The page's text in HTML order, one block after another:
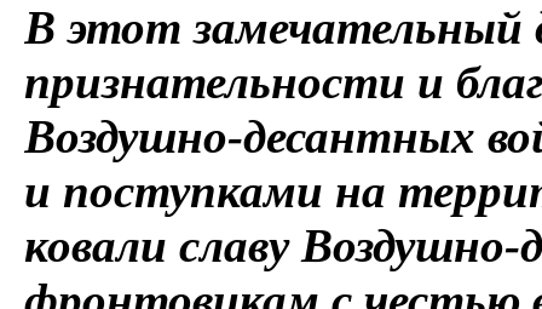
В этот замечательный
признательности и
Воздушно-десантных
и поступками на
ковали славу